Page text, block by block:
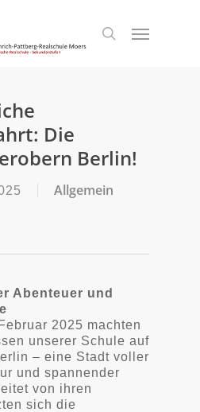
search
Menu
Die
Berlin!
Allgemein
Abenteuer und
2025 machten
unserer Schule auf
– eine Stadt voller
und spannender
von ihren
sich die